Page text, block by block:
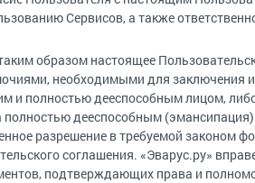
Сервисов, а также
образом настоящее
необходимыми для заключения
и полностью дееспособным лицом,
дееспособным
разрешение в требуемой законом
соглашения. «Эварус.ру»
подтверждающих права и